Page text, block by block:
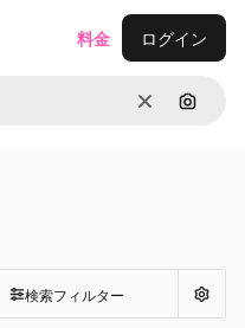
消去 画像で
料金 ログイン
検索フィルター